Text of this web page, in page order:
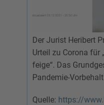
Der Jurist Heribert
Urteil zu Corona für
feige“. Das
Pandemie-
Quelle: https://